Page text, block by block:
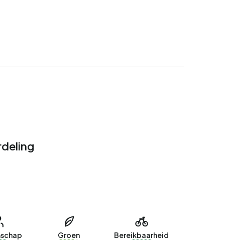
Groen Bereikbaarheid